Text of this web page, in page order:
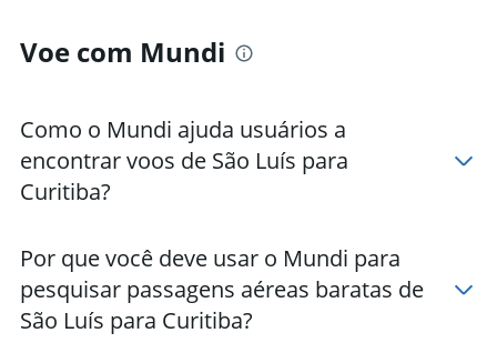
Voe com Mundi
Como o Mundi ajuda usuários a
encontrar voos de São Luís para
Curitiba?
Por que você deve usar o Mundi para
pesquisar passagens aéreas baratas de
São Luís para Curitiba?